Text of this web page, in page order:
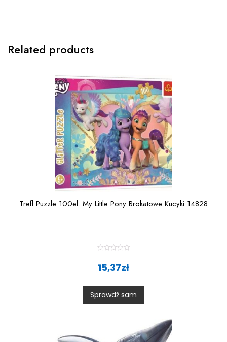
Related products
Trefl Puzzle 100el. My Little Pony Brokatowe Kucyki 14828
a
0
o
t
15,37zł
Sprawdź sam